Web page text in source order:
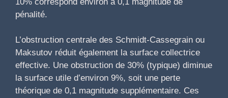
pénalité.
L’obstruction centrale des Schmidt-Cassegrain ou
Maksutov réduit également la surface collectrice
effective. Une obstruction de 30% (typique) diminue
la surface utile d’environ 9%, soit une perte
théorique de 0,1 magnitude supplémentaire. Ces